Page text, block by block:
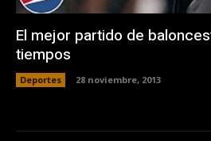
El mejor partido de
tiempos
Deportes 28 noviembre, 2013